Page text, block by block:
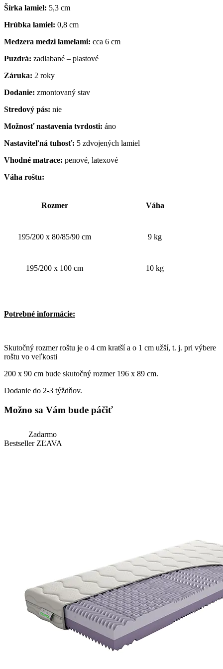
Šírka lamiel: 5,3 cm
Hrúbka lamiel: 0,8 cm
Medzera medzi lamelami: cca 6 cm
Puzdrá: zadlabané – plastové
Záruka: 2 roky
Dodanie: zmontovaný stav
Stredový pás: nie
Možnosť nastavenia tvrdosti: áno
Nastaviteľná tuhosť: 5 zdvojených lamiel
Vhodné matrace: penové, latexové
Váha roštu:
Rozmer Váha
195/200 x 80/85/90 cm 9 kg
195/200 x 100 cm 10 kg
Potrebné informácie:
Skutočný rozmer roštu je o 4 cm kratší a o 1 cm užší, t. j. pri výbere
roštu vo veľkosti
200 x 90 cm bude skutočný rozmer 196 x 89 cm.
Dodanie do 2-3 týždňov.
Možno sa Vám bude páčiť
Zadarmo
Bestseller ZĽAVA